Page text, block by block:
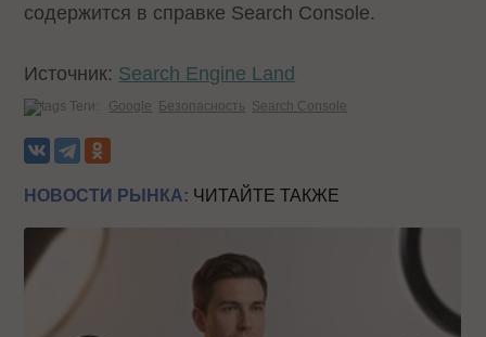
содержится в справке Search Console.
Источник: Search Engine Land
Теги: Google Безопасность Search Console
НОВОСТИ РЫНКА: ЧИТАЙТЕ ТАКЖЕ